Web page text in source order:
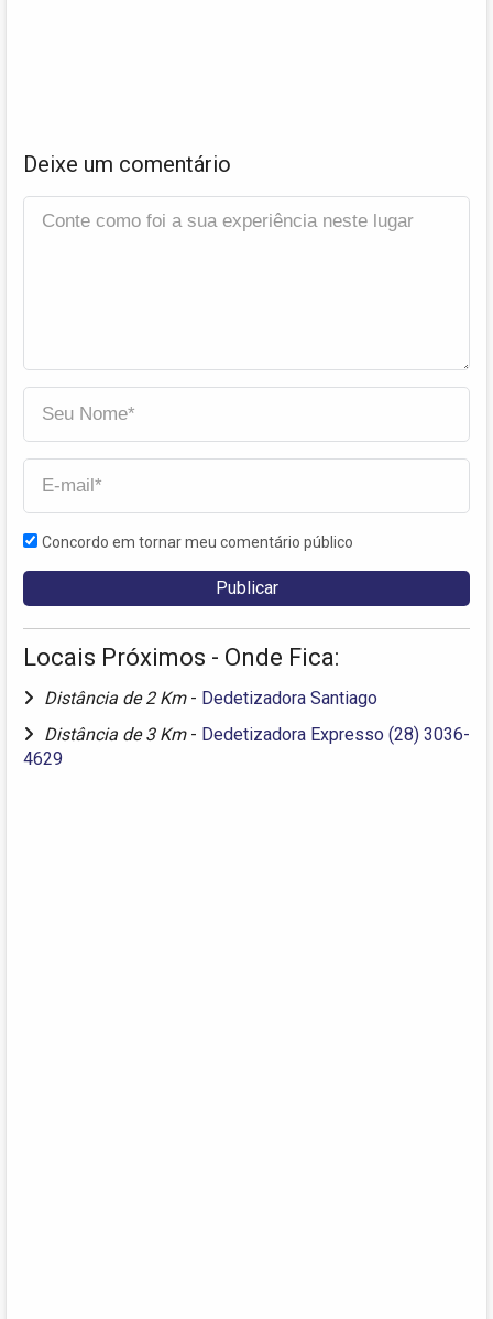
Deixe um comentário
Concordo em tornar meu comentário público
Locais Próximos - Onde Fica:
Distância de 2 Km - Dedetizadora Santiago
Distância de 3 Km - Dedetizadora Expresso (28) 3036-
4629